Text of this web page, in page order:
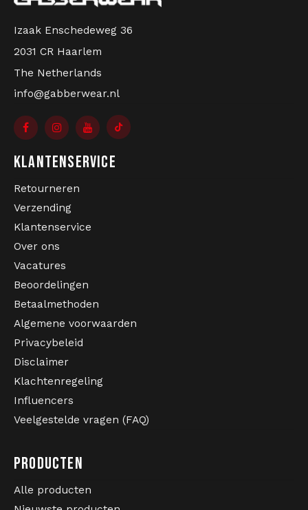
Izaak Enschedeweg 36
2031 CR Haarlem
The Netherlands
info@gabberwear.nl
KLANTENSERVICE
Retourneren
Verzending
Klantenservice
Over ons
Vacatures
Beoordelingen
Betaalmethoden
Algemene voorwaarden
Privacybeleid
Disclaimer
Klachtenregeling
Influencers
Veelgestelde vragen (FAQ)
PRODUCTEN
Alle producten